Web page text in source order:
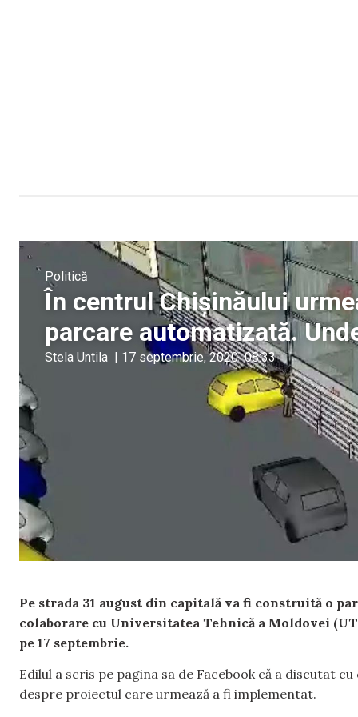
Politică
În centrul Chișinăului
parcare automatizată.
Stela Untila | 17 septembrie, 2020 08:33
Pe strada 31 august din capitală va fi construită o
colaborare cu Universitatea Tehnică a Moldovei
pe 17 septembrie.
Edilul a scris pe pagina sa de Facebook că a discutat
despre proiectul care urmează a fi implementat.